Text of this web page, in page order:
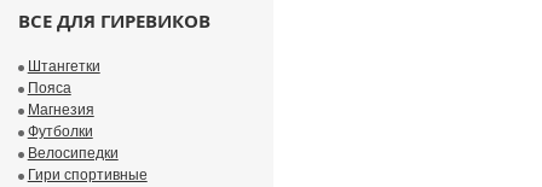
ВСЕ ДЛЯ ГИРЕВИКОВ
Штангетки
Пояса
Магнезия
Футболки
Велосипедки
Гири спортивные